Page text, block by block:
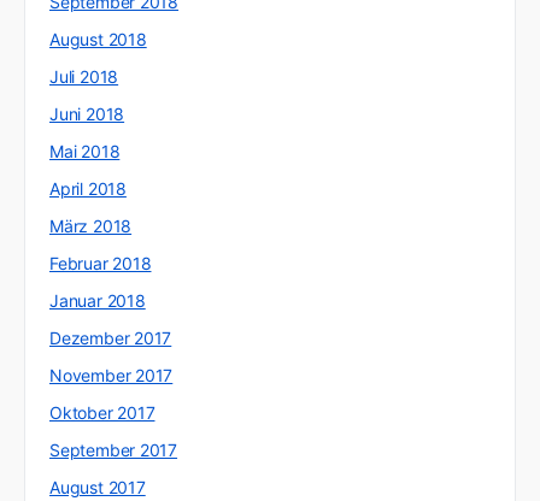
August 2018
Juli 2018
Juni 2018
Mai 2018
April 2018
März 2018
Februar 2018
Januar 2018
Dezember 2017
November 2017
Oktober 2017
September 2017
August 2017